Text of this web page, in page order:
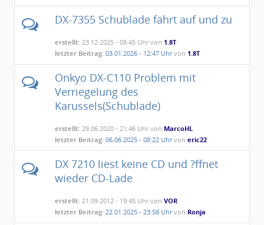
DX-7355 Schublade fährt auf und zu
erstellt: 23.12.2025 - 08:45 Uhr von 1.8T
letzter Beitrag: 03.01.2026 - 12:47 Uhrvon 1.8T
Onkyo DX-C110 Problem mit
Verriegelung des
Karussels(Schublade)
erstellt: 29.06.2020 - 21:46 Uhr von MarcoHL
letzter Beitrag: 06.06.2025 - 08:22 Uhrvoneric22
DX 7210 liest keine CD und ?ffnet
wieder CD-Lade
erstellt: 21.09.2012 - 19:45 Uhr vonVOR
letzter Beitrag: 22.01.2025 - 23:58 Uhrvon Ronja